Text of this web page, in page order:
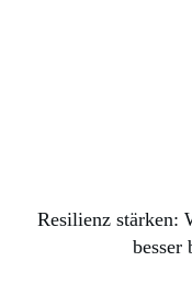
Resilienz stärken:
besser